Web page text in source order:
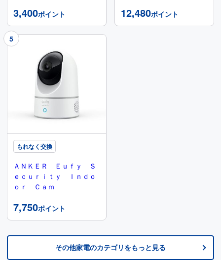
3,400ポイント 12,480ポイント
もれなく交換
ＡＮＫＥＲ Ｅｕｆｙ Ｓ
ｅｃｕｒｉｔｙ Ｉｎｄｏ
ｏｒ Ｃａｍ
7,750ポイント
その他家電のカテゴリをもっと見る